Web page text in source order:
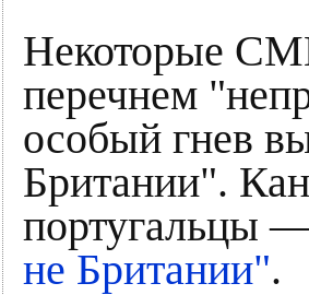
Некоторые
перечнем
особый гнев
Британии".
португальцы
не Британии".